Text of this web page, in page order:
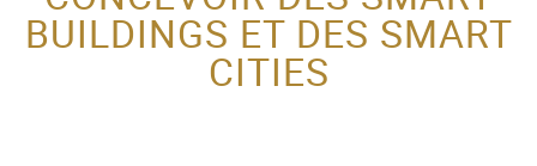
ACTEUR DE LA
PROTECTION DE
BUILDINGS ET DES SMART
CITIES